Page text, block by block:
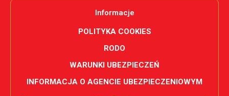
Informacje
POLITYKA COOKIES
RODO
WARUNKI UBEZPIECZEŃ
INFORMACJA O AGENCIE UBEZPIECZENIOWYM